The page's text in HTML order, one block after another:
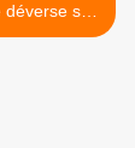
son
fuel dans l’océan >